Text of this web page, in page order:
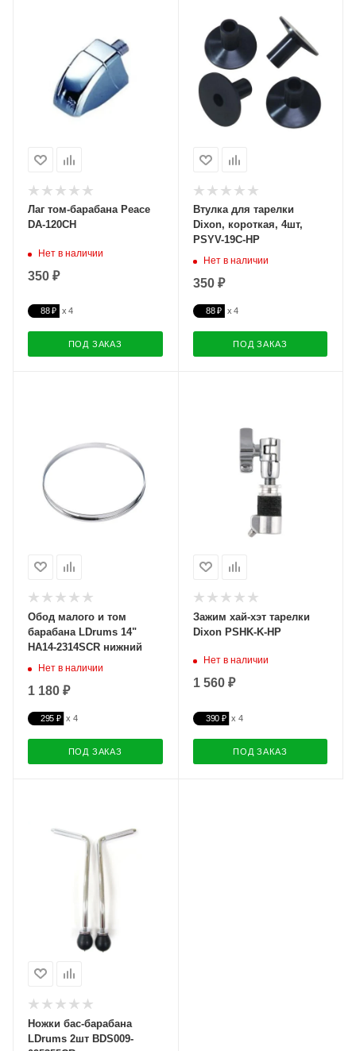
Лаг том-барабана Peace
DA-120CH
Нет в наличии
350 ₽
88 ₽
ПОД ЗАКАЗ
Втулка для тарелки
Dixon, короткая, 4шт,
PSYV-19C-HP
Нет в наличии
350 ₽
88 ₽
ПОД ЗАКАЗ
Обод малого и том
барабана LDrums 14"
HA14-2314SCR нижний
Нет в наличии
1 180 ₽
295 ₽
ПОД ЗАКАЗ
Зажим хай-хэт тарелки
Dixon PSHK-K-HP
Нет в наличии
1 560 ₽
390 ₽
ПОД ЗАКАЗ
Ножки бас-барабана
LDrums 2шт BDS009-